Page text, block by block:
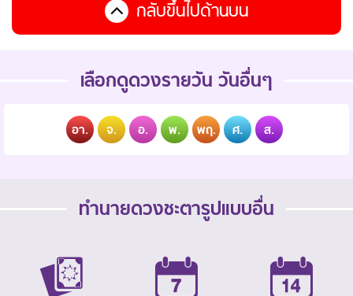
กลับขึ้นไปด้านบน
เลือกดูดวงรายวัน วันอื่นๆ
อา. จ. อ. พ. พฤ. ศ. ส.
ทำนายดวงชะตารูปแบบอื่น